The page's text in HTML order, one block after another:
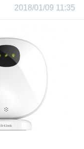
2018/01/09 11:35